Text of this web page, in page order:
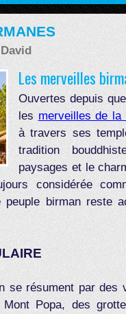
David
Les merveilles
Ouvertes depuis
les merveilles de la
à travers ses
tradition
paysages et le
considérée
birman reste
se résument par des
Popa, des